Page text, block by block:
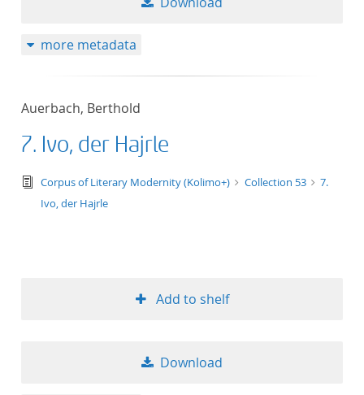
more metadata
Auerbach, Berthold
7. Ivo, der Hajrle
text/tg.edition+tg.aggregation+xml
Corpus of Literary Modernity (Kolimo+) Collection 53
7.
Ivo, der Hajrle
Add to shelf
Download